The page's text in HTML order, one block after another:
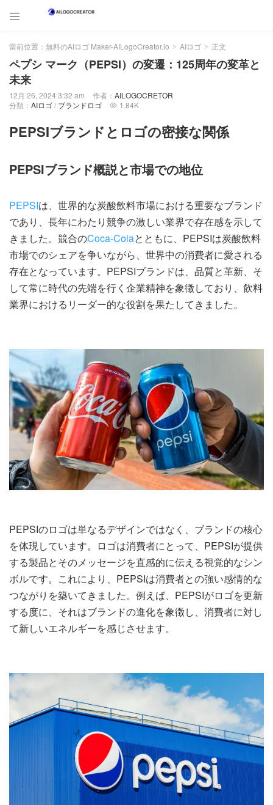

當前位置： 無料のAIロゴ Maker-AILogoCreator.io > AIロゴ > 正文
ペプシ マーク（PEPSI）の変遷：125周年の変革と
未来
12月 26, 2024 3:32 am 作者： AILOGOCRETOR
分類： AIロゴ/ ブランドロゴ  1.84K
PEPSIブランドとロゴの密接な関係
PEPSIブランド概説と市場での地位
PEPSIは、世界的な炭酸飲料市場における重要なブランド
であり、長年にわたり競争の激しい業界で存在感を示して
きました。競合のCoca-Colaとともに、PEPSIは炭酸飲料
市場でのシェアを争いながら、世界中の消費者に愛される
存在となっています。PEPSIブランドは、品質と革新、そ
して常に時代の先端を行く企業精神を象徴しており、飲料
業界におけるリーダー的な役割を果たしてきました。
PEPSIのロゴは単なるデザインではなく、ブランドの核心
を体現しています。ロゴは消費者にとって、PEPSIが提供
する製品とそのメッセージを直感的に伝える視覚的なシン
ボルです。これにより、PEPSIは消費者との強い感情的な
つながりを築いてきました。例えば、PEPSIがロゴを更新
する度に、それはブランドの進化を象徴し、消費者に対し
て新しいエネルギーを感じさせます。